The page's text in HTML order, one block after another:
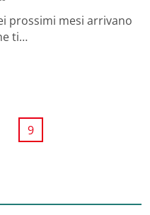
prossimi mesi arrivano
ti…
9